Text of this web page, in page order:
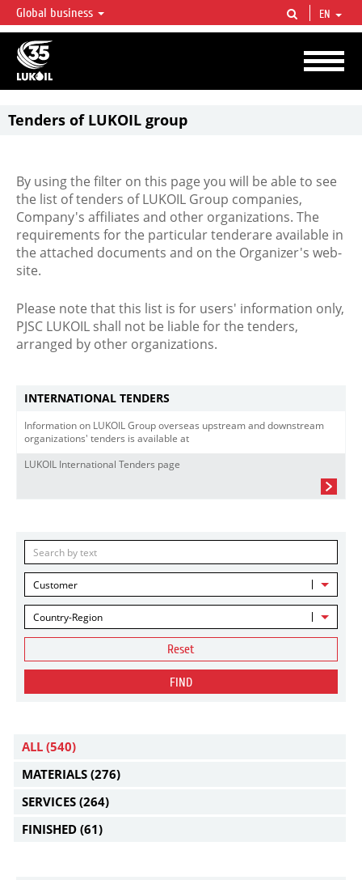
LUKOIL OVERVIEW
LUKOIL is one of the largest oil & gas vertical integrated companies in the world
accounting for over 2% of crude production and circa 1% of proved hydrocarbon
reserves globally.
Global business EN
Tenders of LUKOIL group
By using the filter on this page you will be able to see
the list of tenders of LUKOIL Group companies,
Company's affiliates and other organizations. The
requirements for the particular tenderare available in
the attached documents and on the Organizer's web-
site.
Please note that this list is for users' information only,
PJSC LUKOIL shall not be liable for the tenders,
arranged by other organizations.
INTERNATIONAL TENDERS
Information on LUKOIL Group overseas upstream and downstream
organizations' tenders is available at
LUKOIL International Tenders page
Customer
Country-Region
Reset
FIND
ALL (540)
MATERIALS (276)
SERVICES (264)
FINISHED (61)